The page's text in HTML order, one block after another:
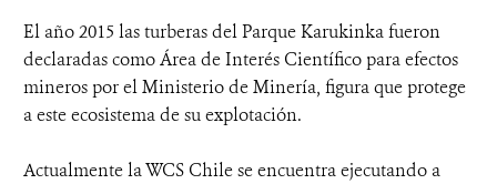
El año 2015 las turberas del Parque Karukinka fueron
declaradas como Área de Interés Científico para efectos
mineros por el Ministerio de Minería, figura que protege
a este ecosistema de su explotación.
Actualmente la WCS Chile se encuentra ejecutando a